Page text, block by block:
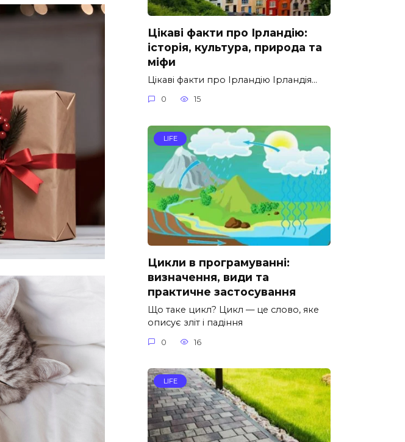
Цікаві факти про Ірландію:
історія, культура, природа та
міфи
Цікаві факти про Ірландію Ірландія…
0 15
LIFE
Цикли в програмуванні:
визначення, види та
практичне застосування
Що таке цикл? Цикл — це слово, яке
описує зліт і падіння
0 16
LIFE